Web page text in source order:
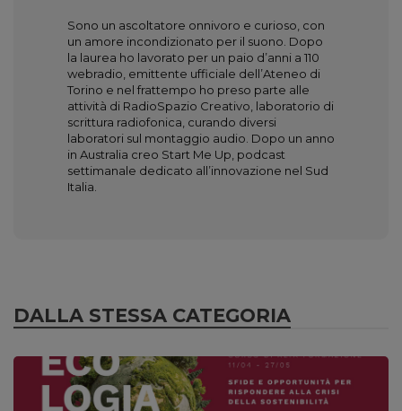
Sono un ascoltatore onnivoro e curioso, con
un amore incondizionato per il suono. Dopo
la laurea ho lavorato per un paio d’anni a 110
webradio, emittente ufficiale dell’Ateneo di
Torino e nel frattempo ho preso parte alle
attività di RadioSpazio Creativo, laboratorio di
scrittura radiofonica, curando diversi
laboratori sul montaggio audio. Dopo un anno
in Australia creo Start Me Up, podcast
settimanale dedicato all’innovazione nel Sud
Italia.
DALLA STESSA CATEGORIA